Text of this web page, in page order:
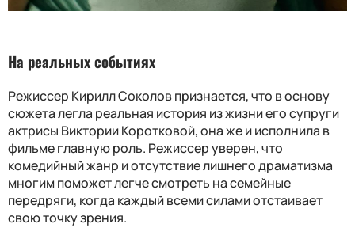
На реальных событиях
Режиссер Кирилл Соколов признается, что в основу
сюжета легла реальная история из жизни его супруги
актрисы Виктории Коротковой, она же и исполнила в
фильме главную роль. Режиссер уверен, что
комедийный жанр и отсутствие лишнего драматизма
многим поможет легче смотреть на семейные
передряги, когда каждый всеми силами отстаивает
свою точку зрения.